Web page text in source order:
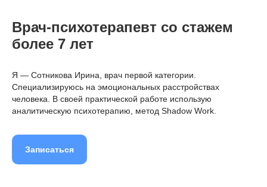
Врач-психотерапевт со стажем
более 7 лет
Я — Сотникова Ирина , врач первой категории.
Специализируюсь на эмоциональных расстройствах
человека. В своей практической работе использую
аналитическую психотерапию, метод Shadow Work.
Записаться